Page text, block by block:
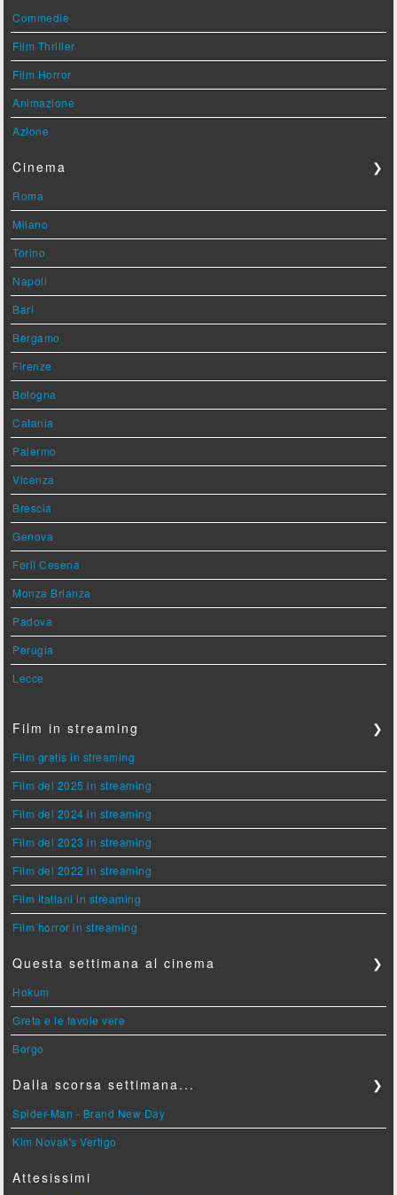
Commedie
Film Thriller
Film Horror
Animazione
Azione
Cinema ❯
Roma
Milano
Torino
Napoli
Bari
Bergamo
Firenze
Bologna
Catania
Palermo
Vicenza
Brescia
Genova
Forlì Cesena
Monza Brianza
Padova
Perugia
Lecce
Film in streaming ❯
Film gratis in streaming
Film del 2025 in streaming
Film del 2024 in streaming
Film del 2023 in streaming
Film del 2022 in streaming
Film italiani in streaming
Film horror in streaming
Questa settimana al cinema ❯
Hokum
Greta e le favole vere
Borgo
Dalla scorsa settimana... ❯
Spider-Man - Brand New Day
Kim Novak's Vertigo
Attesissimi